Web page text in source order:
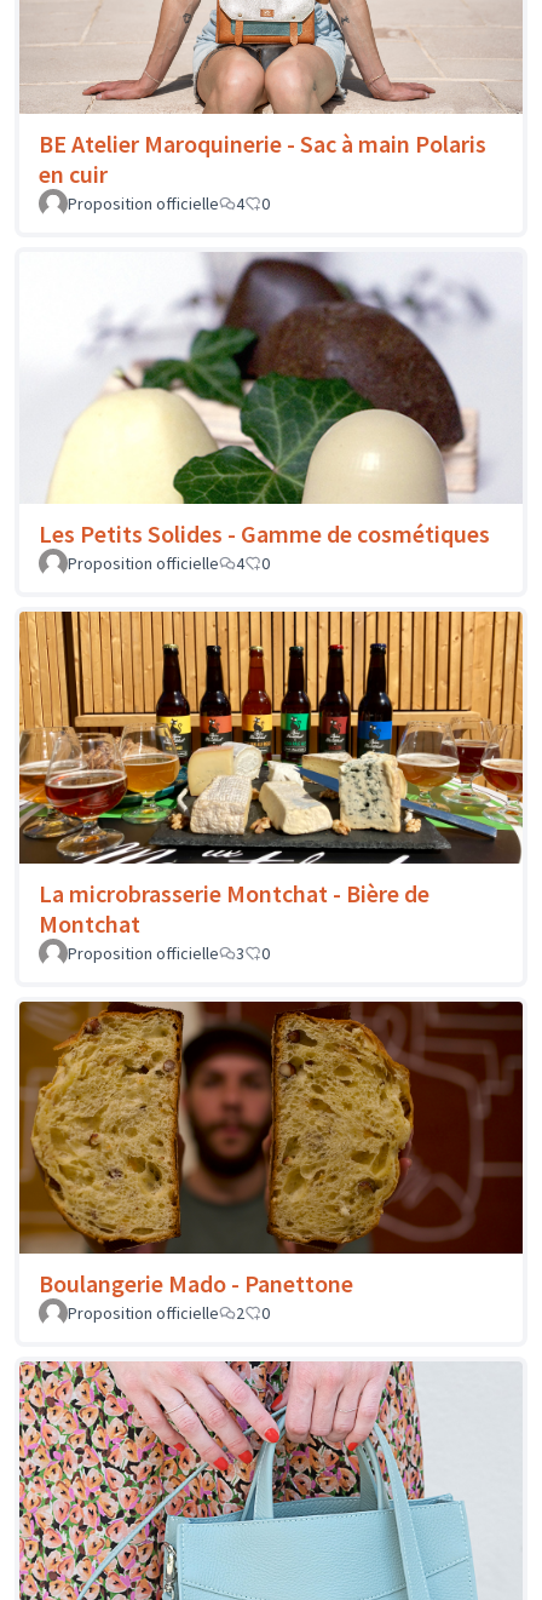
BE Atelier Maroquinerie - Sac à main Polaris
en cuir
Proposition officielle 4 0
Les Petits Solides - Gamme de cosmétiques
Proposition officielle 4 0
La microbrasserie Montchat - Bière de
Montchat
Proposition officielle 3 0
Boulangerie Mado - Panettone
Proposition officielle 2 0